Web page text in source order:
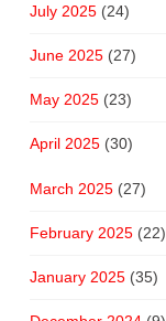
July 2025(24)
June 2025(27)
May 2025(23)
April 2025(30)
March 2025(27)
February 2025(22)
January 2025(35)